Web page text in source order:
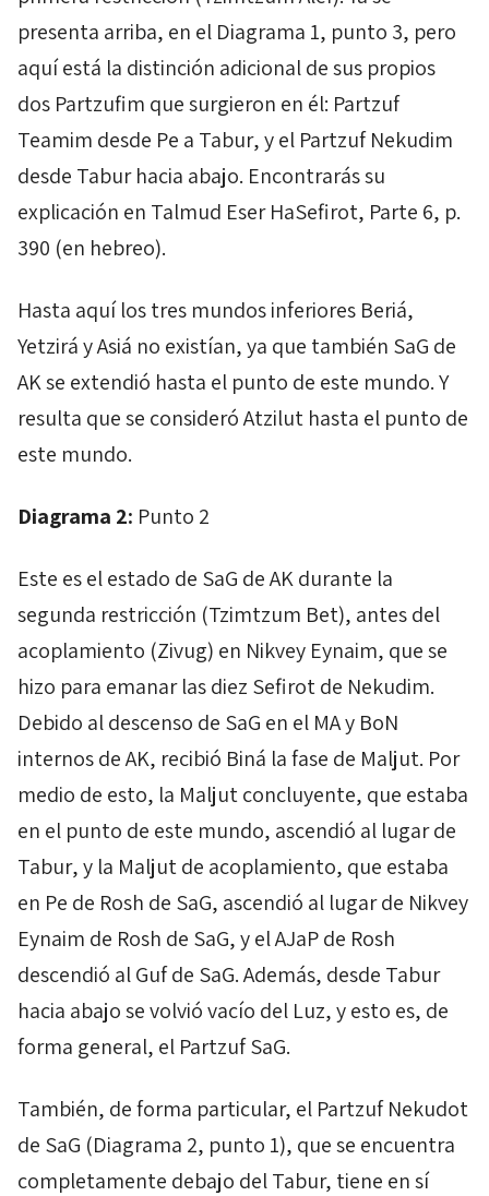
presenta arriba, en el Diagrama 1, punto 3, pero
aquí está la distinción adicional de sus propios
dos Partzufim que surgieron en él: Partzuf
Teamim desde Pe a Tabur, y el Partzuf Nekudim
desde Taburhacia abajo. Encontrarás su
explicación en Talmud Eser HaSefirot, Parte 6, p.
390 (en hebreo).
Hasta aquí los tres mundos inferiores Beriá,
YetziráyAsiá no existían, ya que también SaG de
AKse extendió hasta el punto de este mundo. Y
resulta que se consideróAtzilut hasta el punto de
este mundo.
Diagrama 2: Punto 2
Este es el estado de SaG deAKdurante la
segunda restricción (Tzimtzum Bet), antes del
acoplamiento (Zivug) en Nikvey Eynaim, que se
hizo para emanar las diez Sefirotde Nekudim.
Debido al descenso de SaG en el MAy BoN
internosdeAK, recibió Biná la fase de Maljut. Por
medio de esto, la Maljutconcluyente, que estaba
en el punto de este mundo, ascendió al lugar de
Tabur, y la Maljutde acoplamiento, que estaba
en Pe de Rosh de SaG, ascendió al lugar de Nikvey
Eynaim de Rosh de SaG, y elAJaPde Rosh
descendió alGufde SaG. Además, desde Tabur
hacia abajo se volvió vacío del Luz, y esto es, de
forma general, el PartzufSaG.
También, de forma particular, el Partzuf Nekudot
de SaG (Diagrama 2, punto 1), que se encuentra
completamente debajo delTabur, tiene en sí